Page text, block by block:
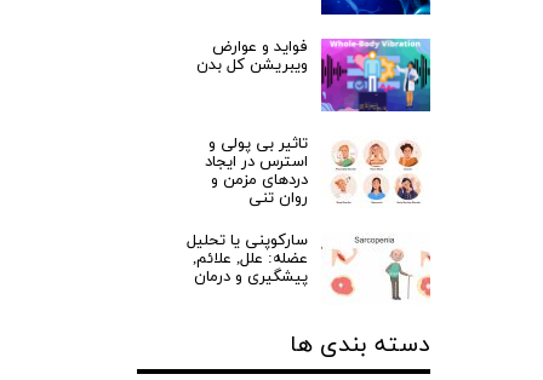
فواید و عوارض
ویبریشن کل بدن
تاثیر بی پولی و
استرس در ایجاد
دردهای مزمن و
روان تنی
سارکوپنی یا تحلیل
عضله: علل, علائم,
پیشگیری و درمان
دسته بندی ها